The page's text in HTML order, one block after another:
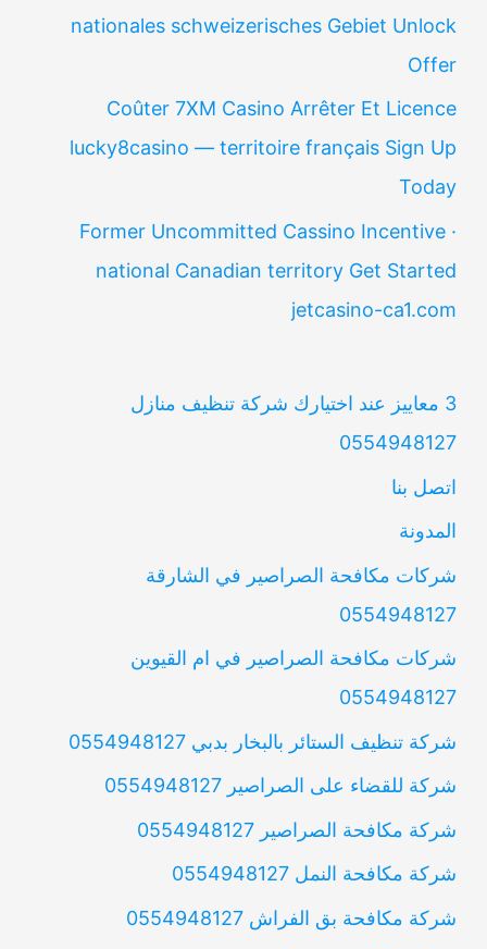
nationales schweizerisches Gebiet Unlock
Offer
Coûter 7XM Casino Arrêter Et Licence
lucky8casino — territoire français Sign Up
Today
Former Uncommitted Cassino Incentive ·
national Canadian territory Get Started
jetcasino-ca1.com
3 معاييز عند اختيارك شركة تنظيف منازل
0554948127
اتصل بنا
المدونة
شركات مكافحة الصراصير في الشارقة
0554948127
شركات مكافحة الصراصير في ام القيوين
0554948127
شركة تنظيف الستائر بالبخار بدبي 0554948127
شركة للقضاء على الصراصير 0554948127
شركة مكافحة الصراصير 0554948127
شركة مكافحة النمل 0554948127
شركة مكافحة بق الفراش 0554948127